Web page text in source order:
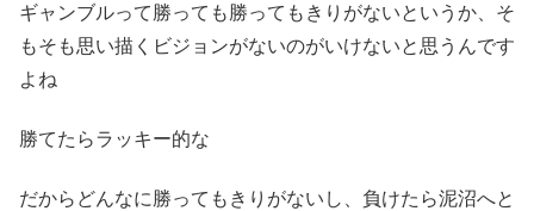
ギャンブルって勝っても勝ってもきりがないというか、そ
もそも思い描くビジョンがないのがいけないと思うんです
よね
勝てたらラッキー的な
だからどんなに勝ってもきりがないし、負けたら泥沼へと